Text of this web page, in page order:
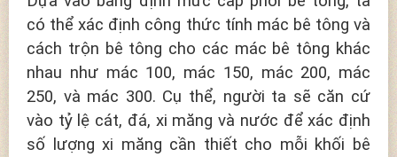
có thể xác định công thức tính mác bê tông và
cách trộn bê tông cho các mác bê tông khác
nhau như mác 100, mác 150, mác 200, mác
250, và mác 300. Cụ thể, người ta sẽ căn cứ
vào tỷ lệ cát, đá, xi măng và nước để xác định
số lượng xi măng cần thiết cho mỗi khối bê